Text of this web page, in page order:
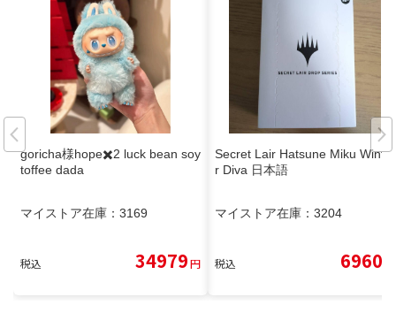
goricha様hope✖️2 luck bean soy
toffee dada
マイストア在庫： 3169
税込 34979円
Secret Lair Hatsune Miku Winte
r Diva 日本語
マイストア在庫： 3204
税込 6960